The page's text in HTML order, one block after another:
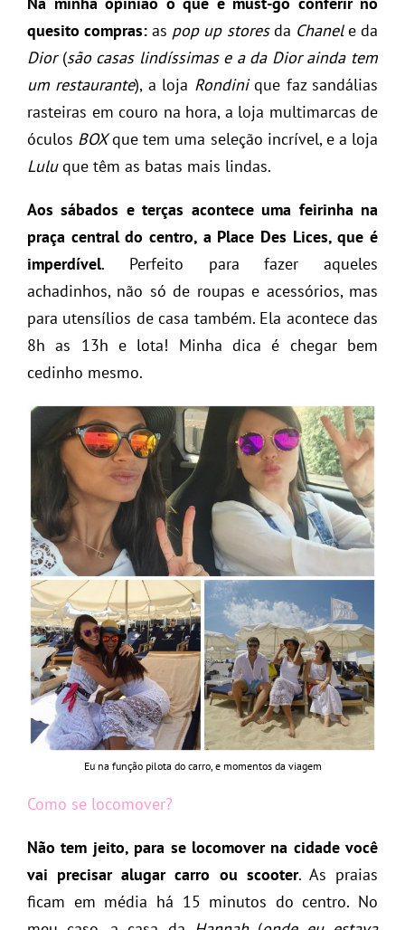
quesito compras: as pop up storesda Chanele da
Dior(são casas lindíssimas e a da Dior ainda tem
um restaurante), a loja Rondinique faz sandálias
rasteiras em couro na hora, a loja multimarcas de
óculos BOXque tem uma seleção incrível, e a loja
Luluque têm as batas mais lindas.
Aos sábados e terças acontece uma feirinha na
praça central do centro, a Place Des Lices, que é
imperdível. Perfeito para fazer aqueles
achadinhos, não só de roupas e acessórios, mas
para utensílios de casa também. Ela acontece das
8h as 13h e lota! Minha dica é chegar bem
cedinho mesmo.
Eu na função pilota do carro, e momentos da viagem
Como se locomover?
Não tem jeito, para se locomover na cidade você
vai precisar alugar carro ou scooter. As praias
ficam em média há 15 minutos do centro. No